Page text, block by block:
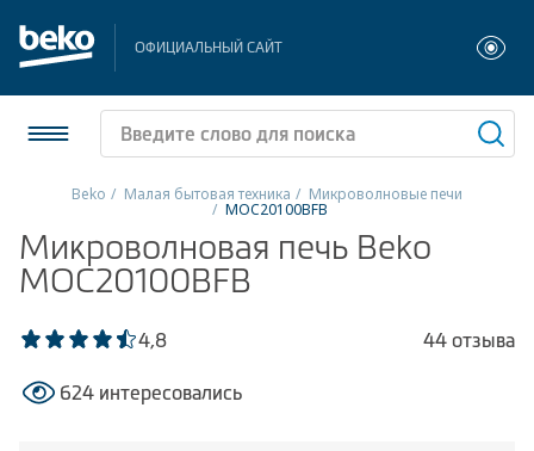
ОФИЦИАЛЬНЫЙ САЙТ
Холодильники и морозильники
Стиральные и сушильные машины
Посудомоечные машины
Плиты
Beko Малая бытовая техника Микроволновые печи
MOC20100BFB
Микроволновая печь Beko
MOC20100BFB
4,8 44 отзыва
624 интересовались